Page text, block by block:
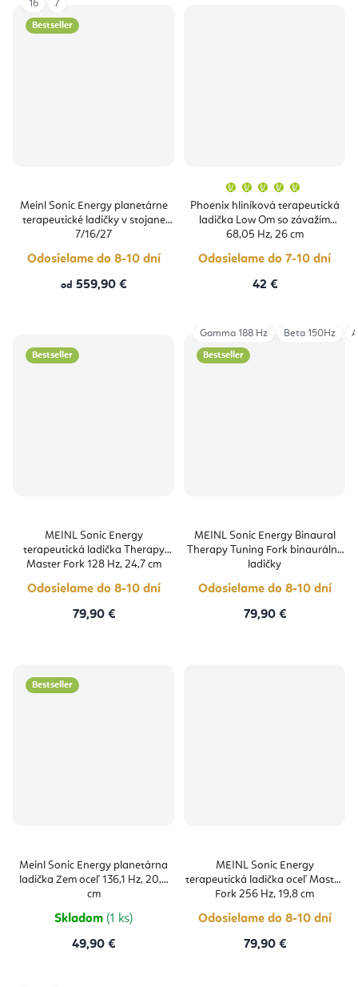
Bestseller
Meinl Sonic Energy planetárne
terapeutické ladičky v stojane
7/16/27
Odosielame do 8-10 dní
od 559,90 €
16 7
Phoenix hliníková terapeutická
ladička Low Om so závažím
68,05 Hz, 26 cm
produktu
je
5,0
5
Odosielame do 7-10 dní
42 €
Bestseller
MEINL Sonic Energy
terapeutická ladička Therapy
Master Fork 128 Hz, 24,7 cm
Odosielame do 8-10 dní
79,90 €
Bestseller
MEINL Sonic Energy Binaural
Therapy Tuning Fork binaurálne
ladičky
Odosielame do 8-10 dní
79,90 €
Gamma 188 Hz Beta 150Hz
Bestseller
Meinl Sonic Energy planetárna
ladička Zem oceľ 136,1 Hz, 20,4
cm
Skladom (1 ks)
49,90 €
MEINL Sonic Energy
terapeutická ladička oceľ Master
Fork 256 Hz, 19,8 cm
Odosielame do 8-10 dní
79,90 €